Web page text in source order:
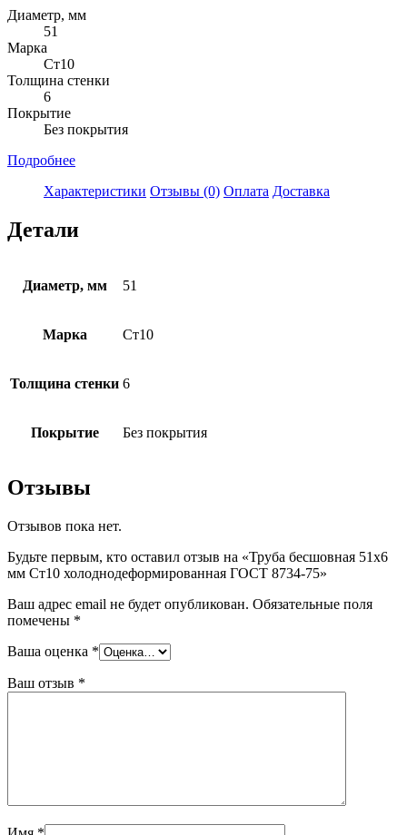
Диаметр, мм
51
Марка
Ст10
Толщина стенки
6
Покрытие
Без покрытия
Подробнее
Характеристики Отзывы (0) Оплата Доставка
Детали
Диаметр, мм 51
Марка Ст10
Толщина стенки 6
Покрытие Без покрытия
Отзывы
Отзывов пока нет.
Будьте первым, кто оставил отзыв на «Труба бесшовная 51х6
мм Ст10 холоднодеформированная ГОСТ 8734-75»
Ваш адрес email не будет опубликован. Обязательные поля
помечены *
Ваша оценка *
Ваш отзыв *